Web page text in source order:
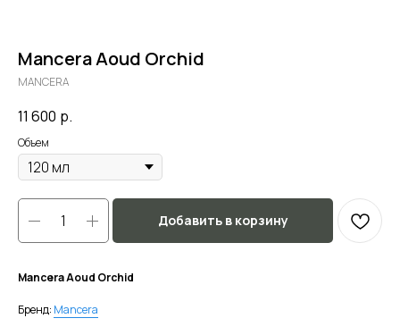
Mancera Aoud Orchid
MANCERA
11 600 р.
Объем
Добавить в корзину
Mancera Aoud Orchid
Бренд: Mancera